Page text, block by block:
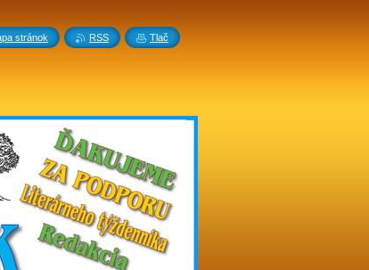
stránok RSS Tlač